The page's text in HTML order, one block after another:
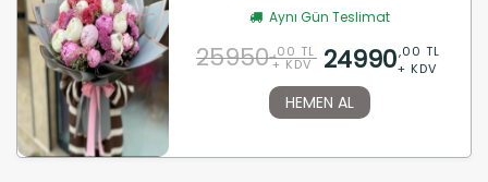
Aynı Gün Teslimat
25950 ,00 TL
+ KDV 24990,00 TL
+ KDV
HEMEN AL